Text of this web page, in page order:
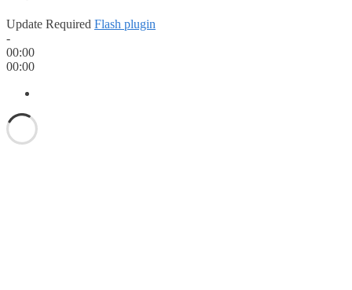
Update Required Flash plugin
-
00:00
00:00